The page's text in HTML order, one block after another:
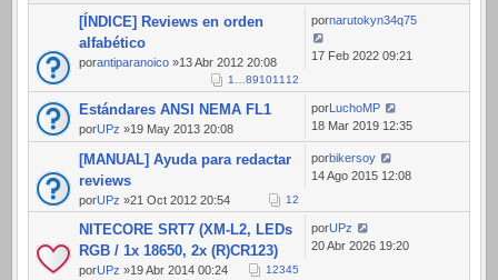
[ÍNDICE] Reviews en orden
alfabético
porantiparanoico »13 Abr 2012 20:08
1…89101112
pornarutokyn34q75
17 Feb 2022 09:21
Estándares ANSI NEMA FL1
porUPz »19 May 2013 20:08
por LuchoMP
18 Mar 2019 12:35
[MANUAL] Ayuda para redactar
reviews
porUPz »21 Oct 2012 20:54 12
porbikersoy
14 Ago 2015 12:08
NITECORE SRT7 (XM-L2, LEDs
RGB / 1x 18650, 2x (R)CR123)
porUPz »19 Abr 2014 00:24 12345
porUPz
20 Abr 2026 19:20